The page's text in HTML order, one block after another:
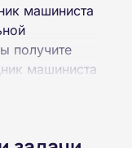
машиниста
получите
машиниста